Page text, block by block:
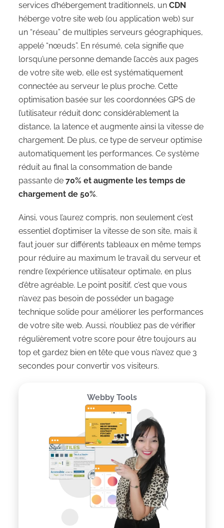
services d’hébergement traditionnels, unCDN
héberge votre site web (ou application web) sur
un “réseau” de multiples serveurs géographiques,
appelé “nœuds”. En résumé, cela signifie que
lorsqu’une personne demande l’accès aux pages
de votre site web, elle est systématiquement
connectée au serveur le plus proche. Cette
optimisation basée sur les coordonnées GPS de
l’utilisateur réduit donc considérablement la
distance, la latence et augmente ainsi la vitesse de
chargement. De plus, ce type de serveur optimise
automatiquement les performances. Ce système
réduit au final la consommation de bande
passante de70% et augmente les temps de
chargement de 50%.
Ainsi, vous l’aurez compris, non seulement c’est
essentiel d’optimiser la vitesse de son site, mais il
faut jouer sur différents tableaux en même temps
pour réduire au maximum le travail du serveur et
rendre l’expérience utilisateur optimale, en plus
d’être agréable. Le point positif, c’est que vous
n’avez pas besoin de posséder un bagage
technique solide pour améliorer les performances
de votre site web. Aussi, n’oubliez pas de vérifier
régulièrement votre score pour être toujours au
top et gardez bien en tête que vous n’avez que 3
secondes pour convertir vos visiteurs.
Webby Tools